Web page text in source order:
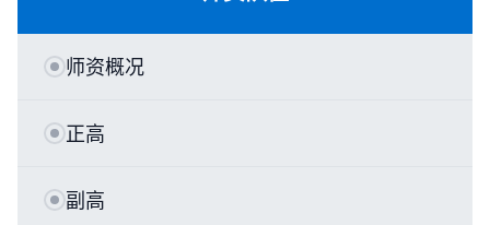
师资概况
正高
副高